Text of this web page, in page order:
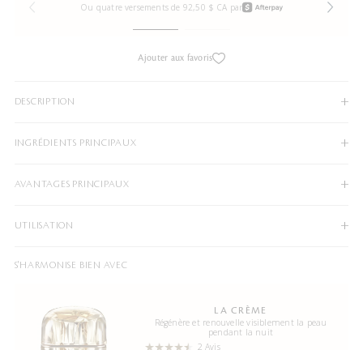
Ou quatre versements de 92,50 $ CA par
Ajouter aux favoris
DESCRIPTION
INGRÉDIENTS PRINCIPAUX
AVANTAGES PRINCIPAUX
UTILISATION
S'HARMONISE BIEN AVEC
LA CRÈME
Régénère et renouvelle visiblement la peau
pendant la nuit
2 Avis